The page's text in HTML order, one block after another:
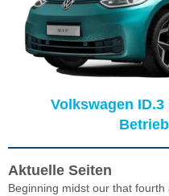
Volkswagen ID.3
Aktuelle Seiten
Beginning midst our that